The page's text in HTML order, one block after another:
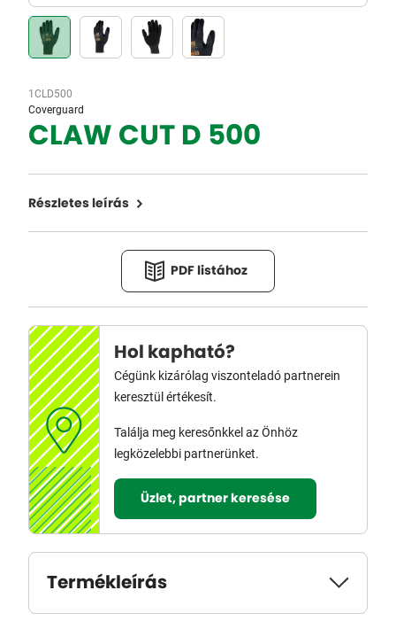
1CLD500
Coverguard
CLAW CUT D 500
Részletes leírás
PDF listához
Hol kapható?
Cégünk kizárólag viszonteladó partnerein
keresztül értékesít.
Találja meg keresőnkkel az Önhöz
legközelebbi partnerünket.
Üzlet, partner keresése
Termékleírás